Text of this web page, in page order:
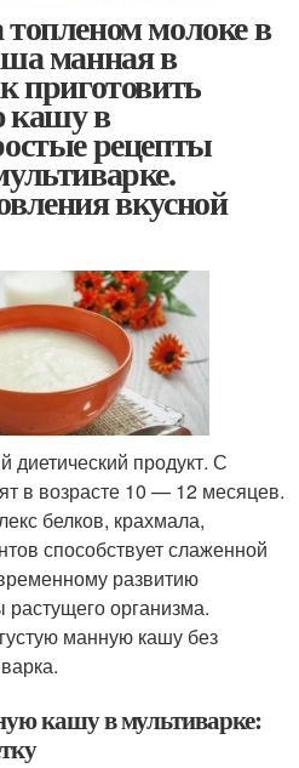
молоке в
манная в
приготовить
кашу в
рецепты
вкусной
продукт. С
в возрасте 10 — 12 месяцев.
белков, крахмала,
способствует слаженной
развитию
организма.
манную кашу без
кашу в мультиварке: